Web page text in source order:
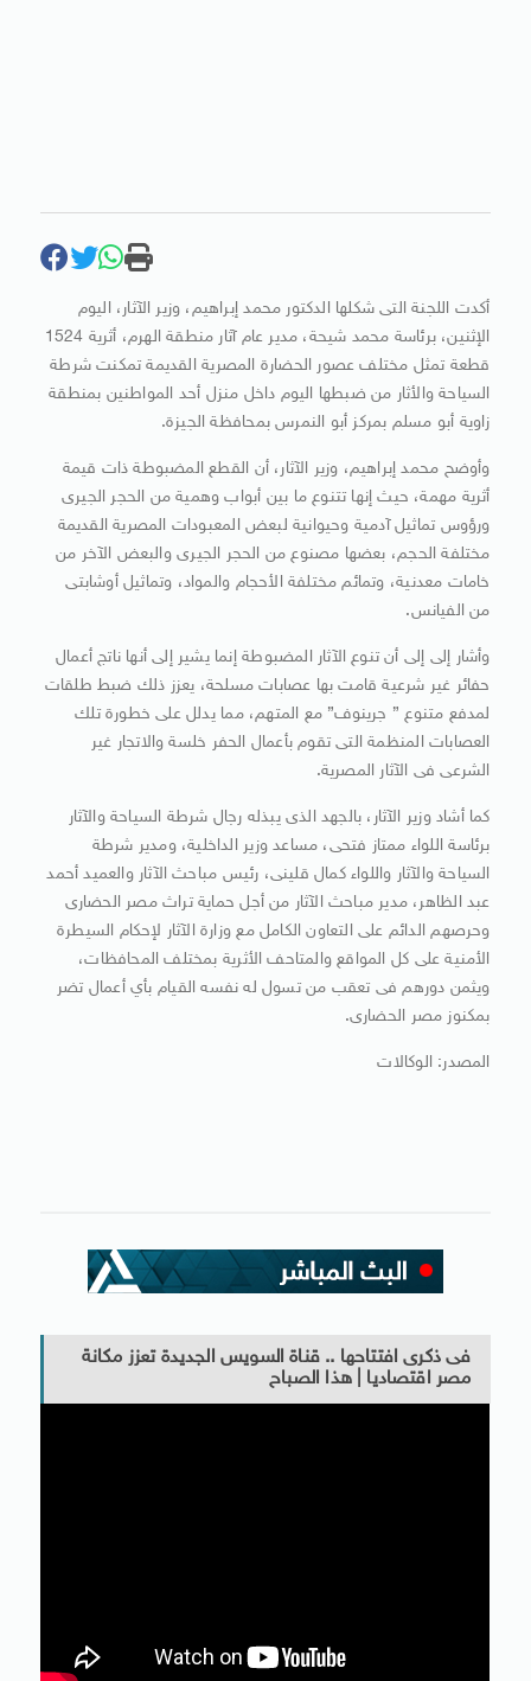
أكدت اللجنة التى شكلها الدكتور محمد إبراهيم، وزير الآثار، اليوم
الإثنين، برئاسة محمد شيحة، مدير عام آثار منطقة الهرم، أثرية 1524
قطعة تمثل مختلف عصور الحضارة المصرية القديمة تمكنت شرطة
السياحة والأثار من ضبطها اليوم داخل منزل أحد المواطنين بمنطقة
زاوية أبو مسلم بمركز أبو النمرس بمحافظة الجيزة.
وأوضح محمد إبراهيم، وزير الآثار، أن القطع المضبوطة ذات قيمة
أثرية مهمة، حيث إنها تتنوع ما بين أبواب وهمية من الحجر الجيرى
ورؤوس تماثيل آدمية وحيوانية لبعض المعبودات المصرية القديمة
مختلفة الحجم، بعضها مصنوع من الحجر الجيرى والبعض الآخر من
خامات معدنية، وتمائم مختلفة الأحجام والمواد، وتماثيل أوشابتى
من الفيانس.
وأشار إلى إلى أن تنوع الآثار المضبوطة إنما يشير إلى أنها ناتج أعمال
حفائر غير شرعية قامت بها عصابات مسلحة، يعزز ذلك ضبط طلقات
لمدفع متنوع ” جرينوف” مع المتهم، مما يدلل على خطورة تلك
العصابات المنظمة التى تقوم بأعمال الحفر خلسة والاتجار غير
الشرعى فى الآثار المصرية.
كما أشاد وزير الآثار، بالجهد الذى يبذله رجال شرطة السياحة والآثار
برئاسة اللواء ممتاز فتحى، مساعد وزير الداخلية، ومدير شرطة
السياحة والآثار واللواء كمال قلينى، رئيس مباحث الآثار والعميد أحمد
عبد الظاهر، مدير مباحث الآثار من أجل حماية تراث مصر الحضارى
وحرصهم الدائم على التعاون الكامل مع وزارة الآثار لإحكام السيطرة
الأمنية على كل المواقع والمتاحف الأثرية بمختلف المحافظات،
ويثمن دورهم فى تعقب من تسول له نفسه القيام بأي أعمال تضر
بمكنوز مصر الحضارى.
المصدر: الوكالات
فى ذكرى افتتاحها .. قناة السويس الجديدة تعزز مكانة
مصر اقتصاديا | هذا الصباح